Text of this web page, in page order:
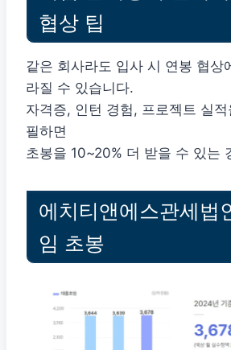
협상 팁
같은 회사라도 입사 시 연봉 협상
라질 수 있습니다.
자격증, 인턴 경험, 프로젝트 실
필하면
초봉을 10~20% 더 받을 수 있는
에치티앤에스관세법
임 초봉